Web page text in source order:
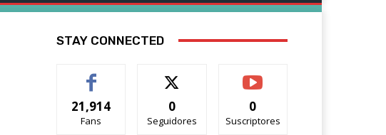
STAY CONNECTED
21,914
Fans
0
Seguidores
0
Suscriptores